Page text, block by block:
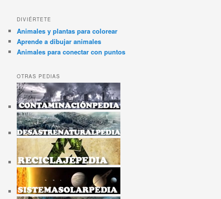
DIVIÉRTETE
Animales y plantas para colorear
Aprende a dibujar animales
Animales para conectar con puntos
OTRAS PEDIAS